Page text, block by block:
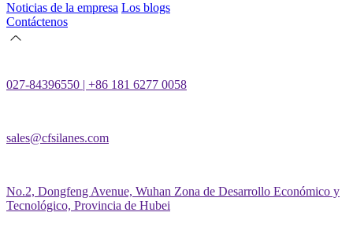
Noticias de la empresa Los blogs
Contáctenos
027-84396550 | +86 181 6277 0058
sales@cfsilanes.com
No.2, Dongfeng Avenue, Wuhan Zona de Desarrollo Económico y
Tecnológico, Provincia de Hubei